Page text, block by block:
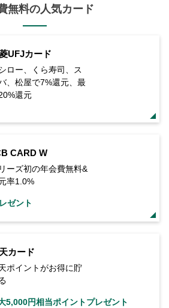
無料の人気カード
UFJカード
ロー、くら寿司、ス
、松屋で7%還元、最
還元
CARD W
ーズ初の年会費無料&
率1.0%
ゼント
カード
ポイントがお得に貯
5,000円相当ポイントプレゼント